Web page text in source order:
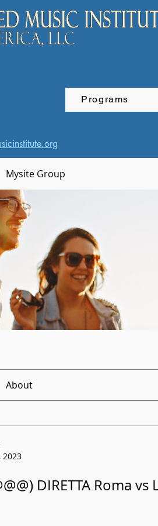
Programs
Mysite Group
About
2023
DIRETTA Roma vs